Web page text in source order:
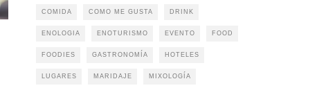
COMIDA COMO ME GUSTA DRINK
ENOLOGIA ENOTURISMO EVENTO FOOD
FOODIES GASTRONOMÍA HOTELES
LUGARES MARIDAJE MIXOLOGÍA